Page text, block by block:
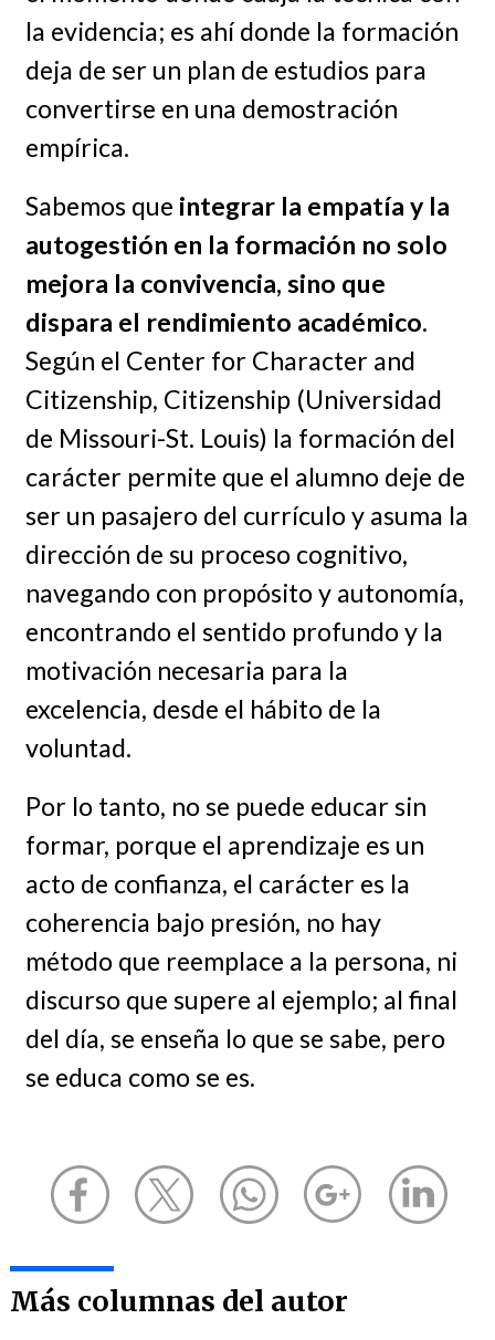
la evidencia; es ahí donde la formación
deja de ser un plan de estudios para
convertirse en una demostración
empírica.
Sabemos que integrar la empatía y la
autogestión en la formación no solo
mejora la convivencia, sino que
dispara el rendimiento académico.
Según el Center for Character and
Citizenship, Citizenship (Universidad
de Missouri-St. Louis) la formación del
carácter permite que el alumno deje de
ser un pasajero del currículo y asuma la
dirección de su proceso cognitivo,
navegando con propósito y autonomía,
encontrando el sentido profundo y la
motivación necesaria para la
excelencia, desde el hábito de la
voluntad.
Por lo tanto, no se puede educar sin
formar, porque el aprendizaje es un
acto de confianza, el carácter es la
coherencia bajo presión, no hay
método que reemplace a la persona, ni
discurso que supere al ejemplo; al final
del día, se enseña lo que se sabe, pero
se educa como se es.
Más columnas del autor